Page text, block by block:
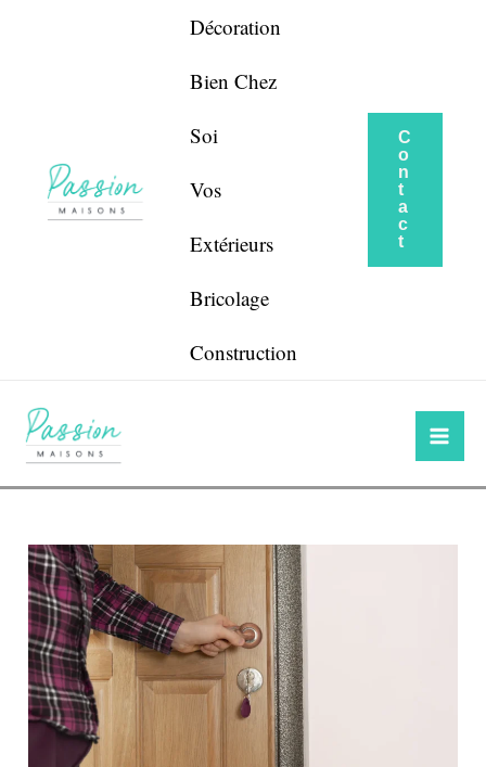
Décoration
Bien Chez
Soi
Vos
Extérieurs
Bricolage
Construction
C
o
n
t
a
c
t